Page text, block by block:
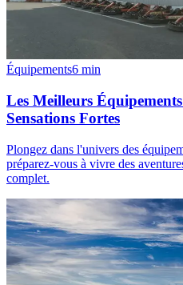
Équipements6 min
Les Meilleurs
Sensations Fortes
Plongez dans l'univers des
préparez-vous à vivre des
complet.